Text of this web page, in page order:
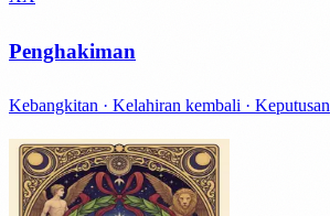
Penghakiman
Kebangkitan · Kelahiran kembali · Keputusan